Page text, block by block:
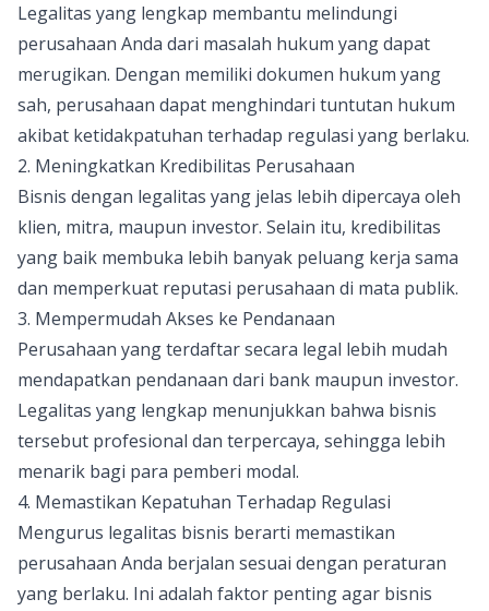
Legalitas yang lengkap membantu melindungi
perusahaan Anda dari masalah hukum yang dapat
merugikan. Dengan memiliki dokumen hukum yang
sah, perusahaan dapat menghindari tuntutan hukum
akibat ketidakpatuhan terhadap regulasi yang berlaku.
2. Meningkatkan Kredibilitas Perusahaan
Bisnis dengan legalitas yang jelas lebih dipercaya oleh
klien, mitra, maupun investor. Selain itu, kredibilitas
yang baik membuka lebih banyak peluang kerja sama
dan memperkuat reputasi perusahaan di mata publik.
3. Mempermudah Akses ke Pendanaan
Perusahaan yang terdaftar secara legal lebih mudah
mendapatkan pendanaan dari bank maupun investor.
Legalitas yang lengkap menunjukkan bahwa bisnis
tersebut profesional dan terpercaya, sehingga lebih
menarik bagi para pemberi modal.
4. Memastikan Kepatuhan Terhadap Regulasi
Mengurus legalitas bisnis berarti memastikan
perusahaan Anda berjalan sesuai dengan peraturan
yang berlaku. Ini adalah faktor penting agar bisnis